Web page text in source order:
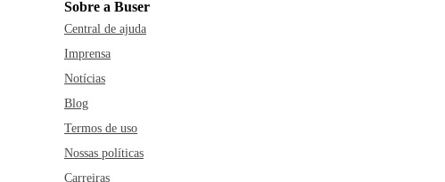
Sobre a Buser
Central de ajuda
Imprensa
Notícias
Blog
Termos de uso
Nossas políticas
Carreiras